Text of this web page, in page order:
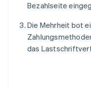
Bezahlseite
Die Mehrheit bot
das